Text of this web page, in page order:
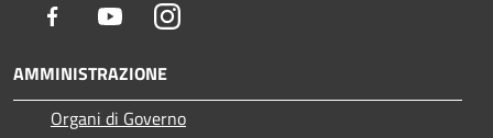
Facebook YoutubeInstagram
AMMINISTRAZIONE
Organi di Governo